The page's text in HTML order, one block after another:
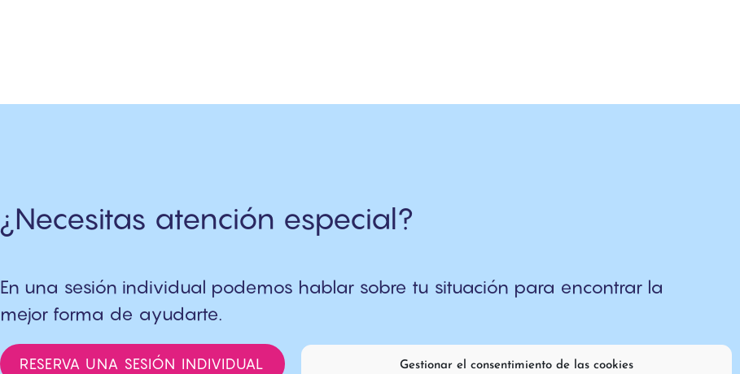
Gestionar el consentimiento de las cookies
¿Necesitas atención especial?
En una sesión individual podemos hablar sobre tu situación para encontrar la
mejor forma de ayudarte.
RESERVA UNA SESIÓN INDIVIDUAL